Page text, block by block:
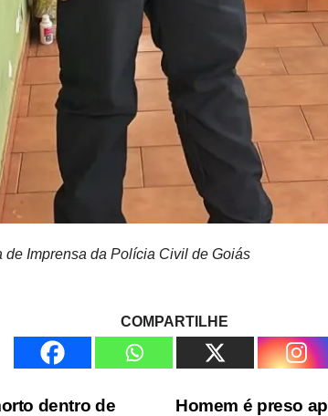
de Imprensa da Polícia Civil de Goiás
COMPARTILHE
Homem é preso
dentro de